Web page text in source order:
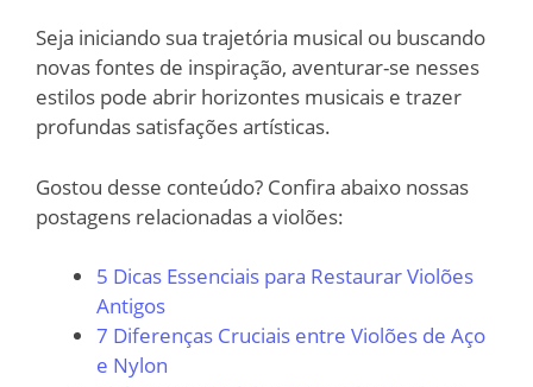
Seja iniciando sua trajetória musical ou buscando
novas fontes de inspiração, aventurar-se nesses
estilos pode abrir horizontes musicais e trazer
profundas satisfações artísticas.
Gostou desse conteúdo? Confira abaixo nossas
postagens relacionadas a violões:
5 Dicas Essenciais para Restaurar Violões
Antigos
7 Diferenças Cruciais entre Violões de Aço
e Nylon